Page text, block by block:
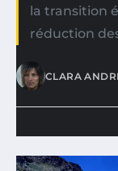
la transition
réduction
CLARA